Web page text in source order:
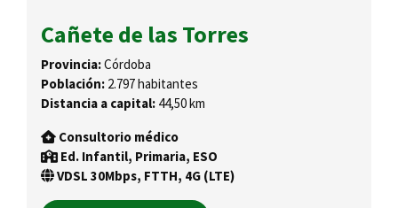
Cañete de las Torres
Provincia:Córdoba
Población: 2.797 habitantes
Distancia a capital: 44,50 km
Consultorio médico
Ed. Infantil, Primaria, ESO
VDSL 30Mbps, FTTH, 4G (LTE)